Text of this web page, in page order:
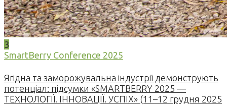
3
SmartBerry Conference 2025
Ягідна та заморожувальна індустрії демонструють
потенціал: підсумки «SMARTBERRY 2025 —
ТЕХНОЛОГІЇ. ІННОВАЦІЇ. УСПІХ» (11–12 грудня 2025